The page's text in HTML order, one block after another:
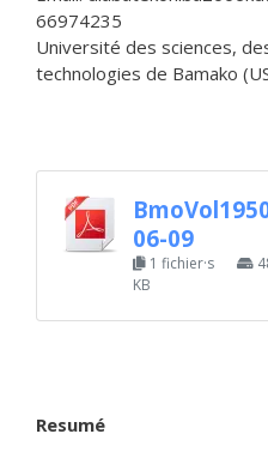
66974235
Université des sciences,
technologies de Bamako
06-09
1 fichier·s
KB
Resumé